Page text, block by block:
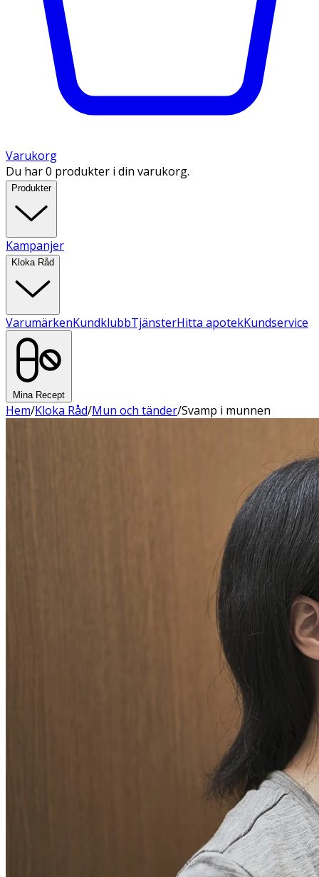
Varukorg
Du har 0 produkter i din varukorg.
Produkter
Kampanjer
Kloka Råd
VarumärkenKundklubbTjänsterHitta apotekKundservice
Mina Recept
Hem/Kloka Råd/Mun och tänder/Svamp i munnen